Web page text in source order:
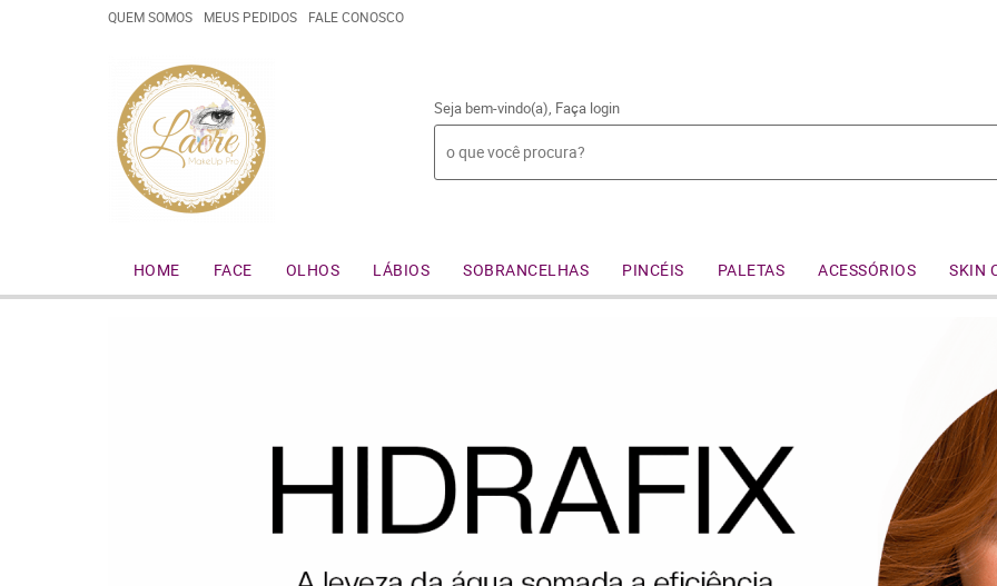
QUEM SOMOS MEUS PEDIDOS FALE CONOSCO
Seja bem-vindo(a), Faça login
HOME FACE OLHOS LÁBIOS SOBRANCELHAS PINCÉIS PALETAS ACESSÓRIOS SKIN